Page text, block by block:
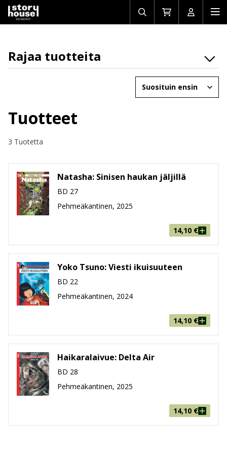
Avaa/sulje
haku
Siirry
ostoskoriin
Avaa/
Rajaa tuotteita
Osasto
Tuotemuoto
Hinta
Järjestä
Tuotteet
3 Tuotetta
Natasha: Sinisen haukan jäljillä
BD 27
Pehmeäkantinen, 2025
14,10 €
Yoko Tsuno: Viesti ikuisuuteen
BD 22
Pehmeäkantinen, 2024
14,10 €
Haikaralaivue: Delta Air
BD 28
Pehmeäkantinen, 2025
14,10 €